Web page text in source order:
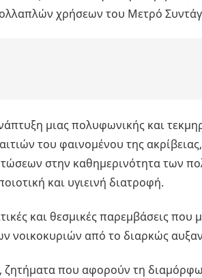
χρήσεων του Μετρό
μιας πολυφωνικής και
του φαινομένου της
στην καθημερινότητα των
και υγιεινή διατροφή.
και θεσμικές παρεμβάσεις
νοικοκυριών από το διαρκώς
ζητήματα που αφορούν τη